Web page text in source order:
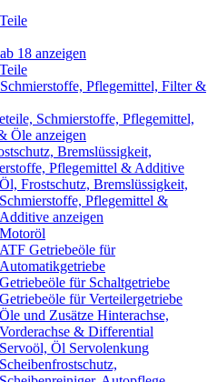
18 anzeigen
Pflegemittel, Filter &
Schmierstoffe, Pflegemittel,
Öle anzeigen
Bremslüssigkeit,
Pflegemittel & Additive
Öl, Frostschutz, Bremslüssigkeit,
Schmierstoffe, Pflegemittel &
Additive anzeigen
Motoröl
ATF Getriebeöle für
Automatikgetriebe
Getriebeöle für Schaltgetriebe
Getriebeöle für Verteilergetriebe
Öle und Zusätze Hinterachse,
Vorderachse & Differential
Servoöl, Öl Servolenkung
Scheibenfrostschutz,